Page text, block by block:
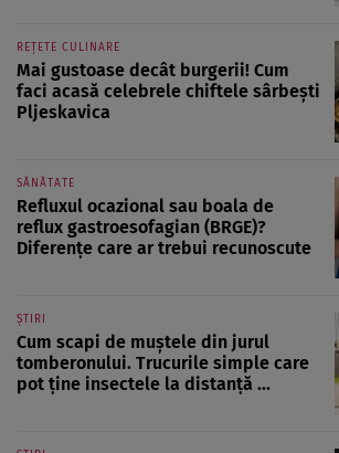
REȚETE CULINARE
Mai gustoase decât burgerii! Cum
faci acasă celebrele chiftele sârbești
Pljeskavica
SĂNĂTATE
Refluxul ocazional sau boala de
reflux gastroesofagian (BRGE)?
Diferențe care ar trebui recunoscute
ȘTIRI
Cum scapi de muștele din jurul
tomberonului. Trucurile simple care
pot ține insectele la distanță ...